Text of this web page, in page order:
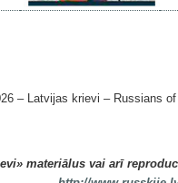
Latvijas krievi – Russians of
materiālus vai arī